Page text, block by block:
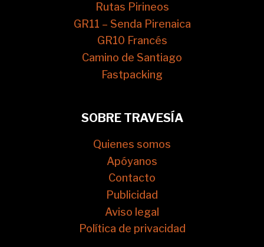
Rutas Pirineos
GR11 – Senda Pirenaica
GR10 Francés
Camino de Santiago
Fastpacking
SOBRE TRAVESÍA
Quienes somos
Apóyanos
Contacto
Publicidad
Aviso legal
Política de privacidad